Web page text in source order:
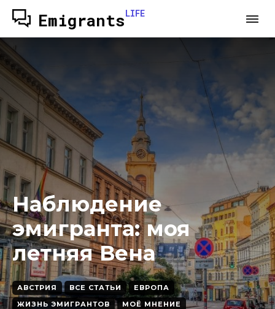
EmigrantsLIFE
Наблюдение
эмигранта: моя
летняя Вена
АВСТРИЯ ВСЕ СТАТЬИ
ЕВРОПА
ЖИЗНЬ ЭМИГРАНТОВ
МОЁ МНЕНИЕ